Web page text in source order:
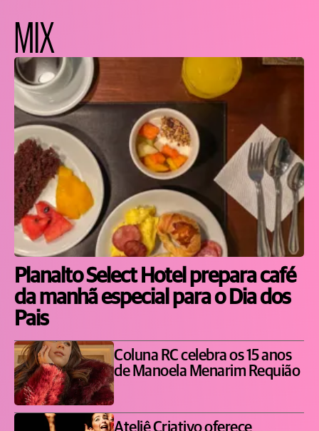
MIX
Planalto Select Hotel prepara café
da manhã especial para o Dia dos
Pais
Coluna RC celebra os 15 anos
de Manoela Menarim Requião